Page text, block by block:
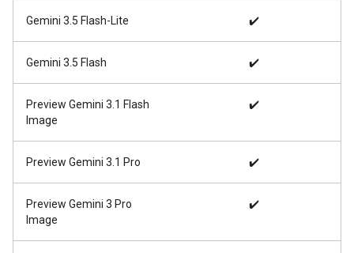
Gemini 3.5 Flash-Lite ✔️
Gemini 3.5 Flash ✔️
Preview Gemini 3.1 Flash
Image
✔️
Preview Gemini 3.1 Pro ✔️
Preview Gemini 3 Pro
Image
✔️